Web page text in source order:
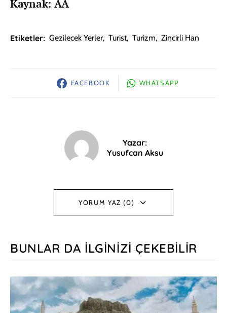
Kaynak: AA
Etiketler: Gezilecek Yerler, Turist, Turizm, Zincirli Han
FACEBOOK WHATSAPP
Yazar:
Yusufcan Aksu
YORUM YAZ (0)
BUNLAR DA İLGINIZI ÇEKEBILIR